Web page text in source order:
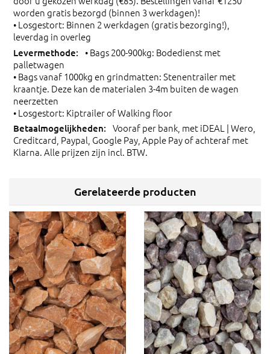
worden gratis bezorgd (binnen 3 werkdagen)!
• Losgestort: Binnen 2 werkdagen (gratis bezorging!),
leverdag in overleg
• Bags 200-900kg: Bodedienst met
palletwagen
• Bags vanaf 1000kg en grindmatten: Stenentrailer met
kraantje. Deze kan de materialen 3-4m buiten de wagen
neerzetten
• Losgestort: Kiptrailer of Walking floor
Vooraf per bank, met iDEAL | Wero,
Creditcard, Paypal, Google Pay, Apple Pay of achteraf met
Klarna. Alle prijzen zijn incl. BTW.
Gerelateerde producten